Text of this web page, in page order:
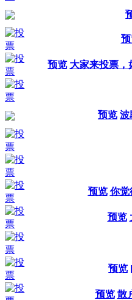
预览 大家来投票，
预览 波
预览 你觉
预览
预览
预览 散